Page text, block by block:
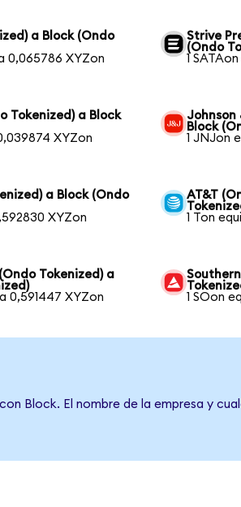
a Block (Ondo
0,065786 XYZon
Strive
(Ondo
1
Tokenized) a Block
XYZon
Johnson
Block
1 JNJon
a Block (Ondo
XYZon
AT&T
1 Ton
Tokenized) a
0,591447 XYZon
1 SOon
Block. El nombre de la empresa y